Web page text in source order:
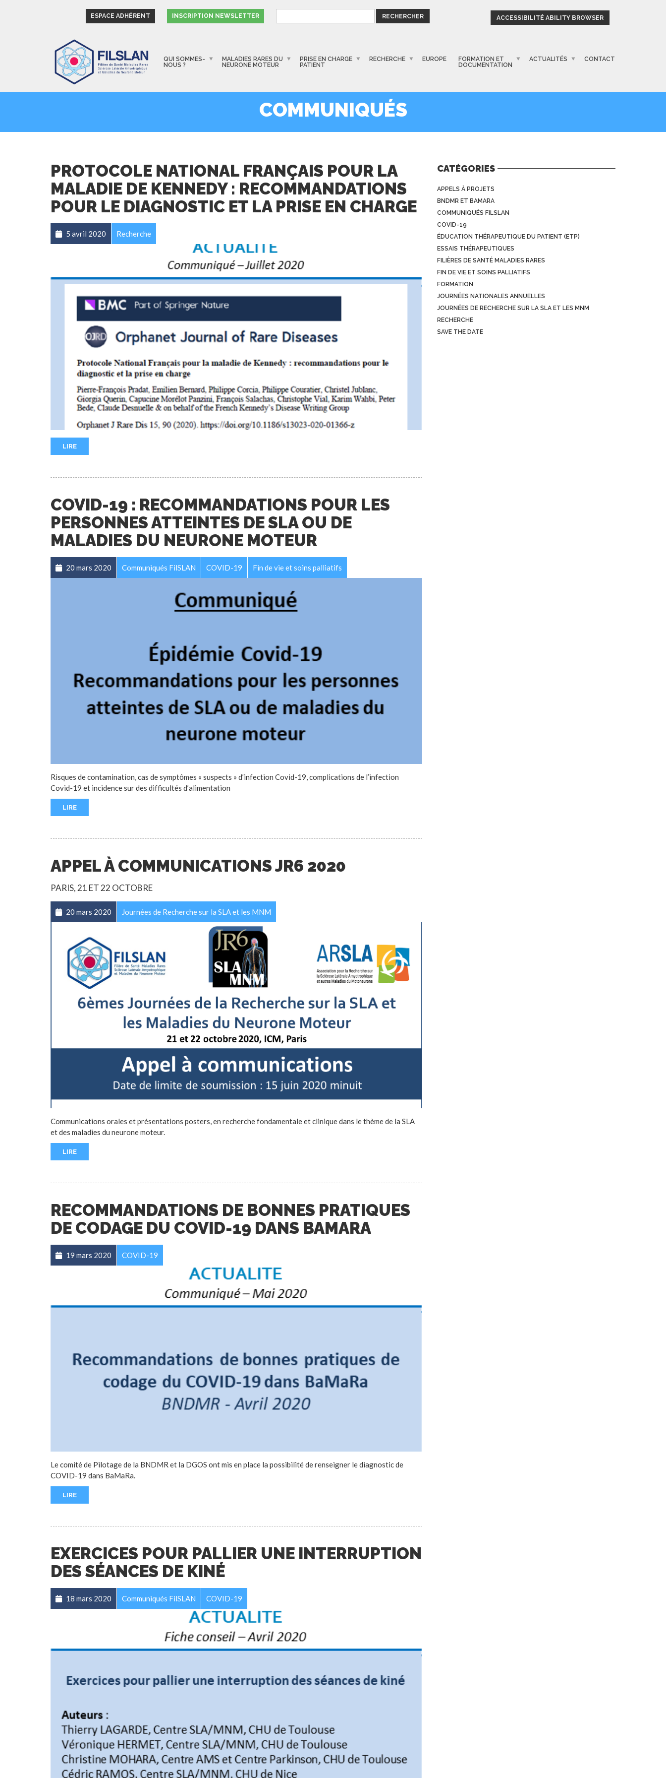
ESPACE ADHÉRENT INSCRIPTION NEWSLETTER ACCESSIBILITÉ ABILITY BROWSER
QUI SOMMES-
NOUS ?
MALADIES RARES DU
NEURONE MOTEUR
PRISE EN CHARGE
PATIENT
RECHERCHE EUROPE
FORMATION ET
DOCUMENTATION
ACTUALITÉS CONTACT
COMMUNIQUÉS
PROTOCOLE NATIONAL FRANÇAIS POUR LA
MALADIE DE KENNEDY : RECOMMANDATIONS
POUR LE DIAGNOSTIC ET LA PRISE EN CHARGE
5 avril 2020 Recherche
LIRE
COVID-19 : RECOMMANDATIONS POUR LES
PERSONNES ATTEINTES DE SLA OU DE
MALADIES DU NEURONE MOTEUR
20 mars 2020 Communiqués FilSLAN COVID-19 Fin de vie et soins palliatifs
Risques de contamination, cas de symptômes « suspects » d’infection Covid-19, complications de l’infection
Covid-19 et incidence sur des difficultés d’alimentation
LIRE
APPEL À COMMUNICATIONS JR6 2020
PARIS, 21 ET 22 OCTOBRE
20 mars 2020 Journées de Recherche sur la SLA et les MNM
Communications orales et présentations posters, en recherche fondamentale et clinique dans le thème de la SLA
et des maladies du neurone moteur.
LIRE
RECOMMANDATIONS DE BONNES PRATIQUES
DE CODAGE DU COVID-19 DANS BAMARA
19 mars 2020 COVID-19
Le comité de Pilotage de la BNDMR et la DGOS ont mis en place la possibilité de renseigner le diagnostic de
COVID-19 dans BaMaRa.
LIRE
EXERCICES POUR PALLIER UNE INTERRUPTION
DES SÉANCES DE KINÉ
18 mars 2020 Communiqués FilSLAN COVID-19
CATÉGORIES
APPELS À PROJETS
BNDMR ET BAMARA
COMMUNIQUÉS FILSLAN
COVID-19
ÉDUCATION THÉRAPEUTIQUE DU PATIENT (ETP)
ESSAIS THÉRAPEUTIQUES
FILIÈRES DE SANTÉ MALADIES RARES
FIN DE VIE ET SOINS PALLIATIFS
FORMATION
JOURNÉES NATIONALES ANNUELLES
JOURNÉES DE RECHERCHE SUR LA SLA ET LES MNM
RECHERCHE
SAVE THE DATE